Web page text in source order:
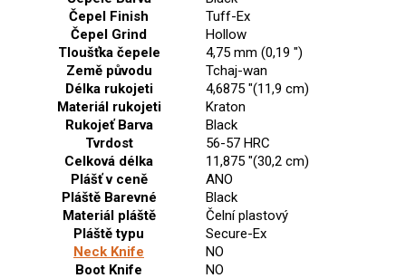
Čepel Finish
Tuff-Ex
Čepel Grind
Hollow
Tloušťka čepele
4,75 mm (0,19 ")
Země původu
Tchaj-wan
Délka rukojeti
4,6875 "(11,9 cm)
Materiál rukojeti
Kraton
Rukojeť Barva
Black
Tvrdost
56-57 HRC
Celková délka
11,875 "(30,2 cm)
Plášť v ceně
ANO
Pláště Barevné
Black
Materiál pláště
Čelní plastový
Pláště typu
Secure-Ex
Neck Knife
NO
Boot Knife
NO